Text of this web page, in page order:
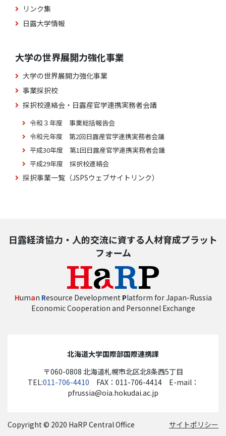
リンク集
日露大学情報
大学の世界展開力強化事業
大学の世界展開力強化事業
事業採択校
採択校連絡会・日露産官学連携実務者会議
令和３年度 事業総括報告会
令和元年度 第2回日露産官学連携実務者会議
平成30年度 第1回日露産官学連携実務者会議
平成29年度 採択校連絡会
採択事業一覧（JSPSウェブサイトリンク）
日露経済協力・人的交流に資する人材育成プラット
フォーム
Human Resource Development Platform for Japan-Russia
Economic Cooperation and Personnel Exchange
北海道大学国際部国際連携課
〒060-0808 北海道札幌市北区北8条西5丁目
TEL:011-706-4410 FAX：011-706-4414 E-mail：
pfrussia@oia.hokudai.ac.jp
Copyright © 2020 HaRP Central Office サイトポリシー